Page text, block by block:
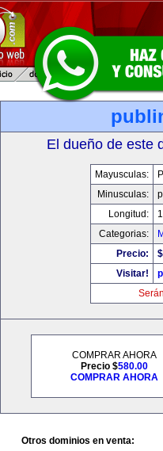
El dueño de este
Mayusculas:
Minusculas:
Longitud:
Categorias:
Precio:
Visitar!
COMPRAR AHORA
Precio $580.00
COMPRAR AHORA
Otros dominios en venta: